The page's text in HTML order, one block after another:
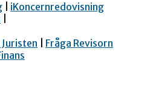
iKoncernredovisning
Juristen
Fråga Revisorn